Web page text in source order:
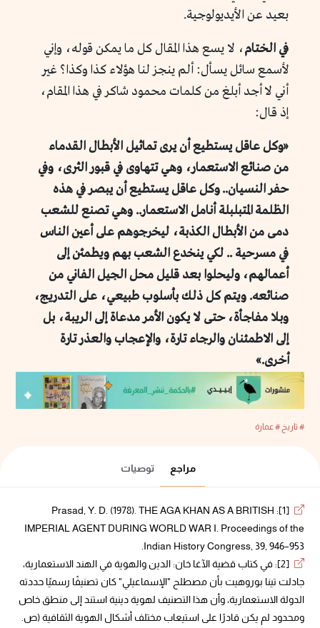
بعيد عن الأيديولوجية.
في الختام، لا يسع هذا المقال كل ما يمكن قوله، وإني
لأسمع سائل يسأل: ألم ينجز لنا هؤلاء كذا وكذا؟ غير
أني لا أجد أبلغ من كلمات محمود شاكر في هذا المقام،
إذ قال:
«وكل عاقل يستطيع أن يرى تماثيل الأبطال القدماء
من صنائع الاستعمار، وهي تتهاوى في قبور الثرى، وفي
حفر النسيان.. وكل عاقل يستطيع أن يبصر في هذه
الظلمة المتبلبلة أنامل الاستعمار.. وهي تصنع للشعب
دمى من الأبطال الكذبة، ليخرجوهم على أعين الناس
في مسرحية .. لكي ينخدع الشعب بهم ويطمئن إلى
أعمالهم، وليحلوا بعد قليل محل الجيل الفاني من
صنائعه. ويتم كل ذلك بأسلوب طبيعي، على التدريج،
وبلا مفاجأة، حتى لا يكون الأمر مدعاة إلى الريبة، بل
إلى الاطمئنان والرجاء تارة، والإعجاب والعذر تارة
أخرى.»
# تاريخ # عمارة
مراجع توصيات
[1]: Prasad, Y. D. (1978). THE AGA KHAN AS A BRITISH
IMPERIAL AGENT DURING WORLD WAR I. Proceedings of the
Indian History Congress, 39, 946–953.
[2]: في كتاب قضية الآغا خان: الدين والهوية في الهند الاستعمارية،
جادلت تينا بوروهيت بأن مصطلح "الإسماعيلي" كان تصنيفًا رسميًا حددته
الدولة الاستعمارية، وأن هذا التصنيف لهوية دينية استند إلى منطق خاص
ومحدود لم يكن قادرًا على استيعاب مختلف أشكال الهوية الثقافية (ص.